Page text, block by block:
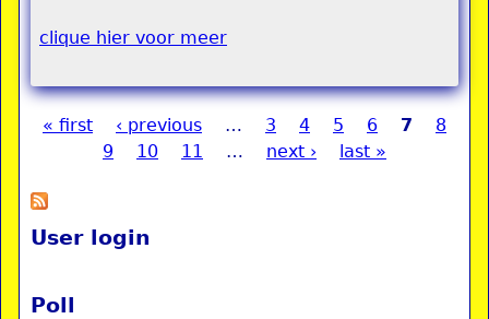
clique hier voor meer
« first ‹ previous … 3 4 5 6 7
8
9
10 11 … next › last »
User login
Poll